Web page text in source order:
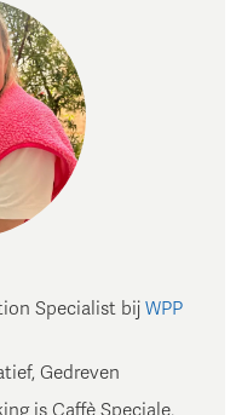
Specialist bij WPP
Gedreven
is Caffè Speciale,